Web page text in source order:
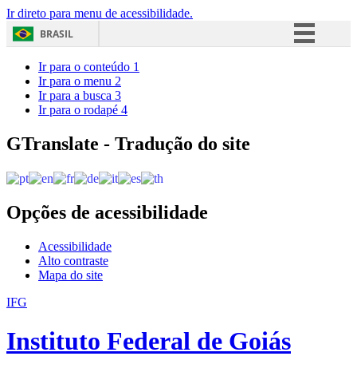
Ir direto para menu de acessibilidade.
BRASIL
Acesso à informação
Ir para o conteúdo 1
Ir para o menu 2
Ir para a busca 3
Ir para o rodapé 4
GTranslate - Tradução do site
Opções de acessibilidade
Acessibilidade
Alto contraste
Mapa do site
IFG
Instituto Federal de Goiás